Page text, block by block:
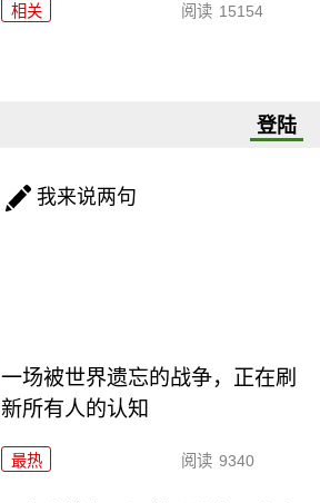
相关 阅读 15154
登陆
我来说两句
一场被世界遗忘的战争，正在刷
新所有人的认知
最热 阅读 9340